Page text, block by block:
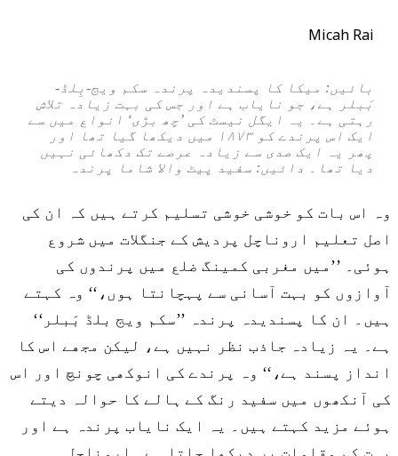
Micah Rai
بائیں: میکا کا پسندیدہ پرندہ سکم ویج-بِلڈ-
بَبلر ہے، جو نایاب ہے اور جس کی بہت زیادہ تلاش
رہتی ہے۔ یہ ایگل نیسٹ کی ’چھ بڑی‘ انواع میں سے
ایک اس پرندے کو ۱۸۷۳ میں دیکھا گیا تھا اور
پھر یہ ایک صدی سے زیادہ عرصے تک دکھائی نہیں
دیا تھا۔ دائیں: سفید پیٹ والا شاما پرندہ
وہ اس بات کو خوشی خوشی تسلیم کرتے ہیں کہ ان کی
اصل تعلیم اروناچل پردیش کے جنگلات میں شروع
ہوئی۔ ’’میں مغربی کمینگ ضلع میں پرندوں کی
آوازوں کو بہت آسانی سے پہچانتا ہوں،‘‘ وہ کہتے
ہیں۔ ان کا پسندیدہ پرندہ ’’سکم ویج بلڈ بَبلر‘‘
ہے۔ یہ زیادہ جاذب نظر نہیں ہے، لیکن مجھے اس کا
انداز پسند ہے،‘‘ وہ پرندے کی انوکھی چونچ اور اس
کی آنکھوں میں سفید رنگ کے ہالے کا حوالہ دیتے
ہوئے مزید کہتے ہیں۔ یہ ایک نایاب پرندہ ہے اور
بہت کم مقامات پر دیکھا جاتا ہے۔ اروناچل